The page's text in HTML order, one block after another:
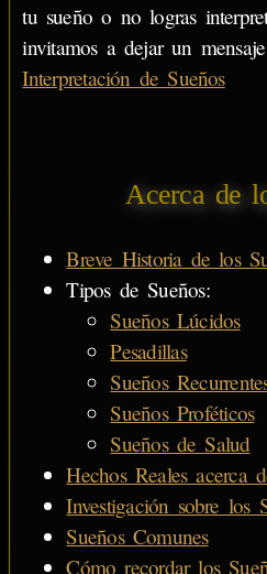
tu sueño o no logras
invitamos a dejar un
Interpretación de Sueños
Acerca de
Breve Historia de los
Tipos de Sueños:
Sueños Lúcidos
Pesadillas
Sueños
Sueños Proféticos
Sueños de Salud
Hechos Reales acerca
Investigación sobre los
Sueños Comunes
Cómo recordar los